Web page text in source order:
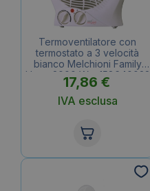
Termoventilatore con
termostato a 3 velocità
bianco Melchioni Family
Hotty 2000 W – 158640022
17,86 €
IVA esclusa